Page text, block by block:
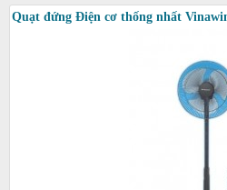
Quạt đứng Điện cơ thống nhất